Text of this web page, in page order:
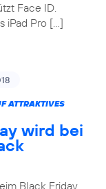
Face ID.
iPad Pro […]
ATTRAKTIVES
wird bei
Black Friday